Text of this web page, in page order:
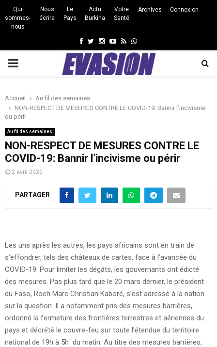
Qui
sommes-
nous
Nous
écrire
Le
Pays
Actu
Burkina
Votre
Santé
Archives Connexion
Facebook
Twitter
Instagram
Youtube
RssWhatsapp
PRIMARY
Accueil
Au fil des semaines
NON-RESPECT DE MESURES CONTRE LE COVID-19: Bannir l’incivisme
ou périr
Au fil des semaines
NON-RESPECT DE MESURES CONTRE LE
COVID-19: Bannir l’incivisme ou périr
2 avril 2020
PARTAGER
Les uns après les autres, les pays africains sont en train de
s’effondrer, tels des châteaux de cartes, face à l’avancée du
COVID-19. Pour limiter les dégâts, les gouvernants ont édicté
des mesures. Pas plus tard que le 20 mars dernier, le président
du Faso, Roch Marc Christian Kaboré, s’est adressé à la nation
sur la question. Il a notamment pris des mesures barrières,
ordonné la fermeture des frontières terrestres et aériennes du
pays et décrété le couvre-feu sur toute l’étendue du territoire
national de 19h à 5h du matin. Au titre des mesures barrières,